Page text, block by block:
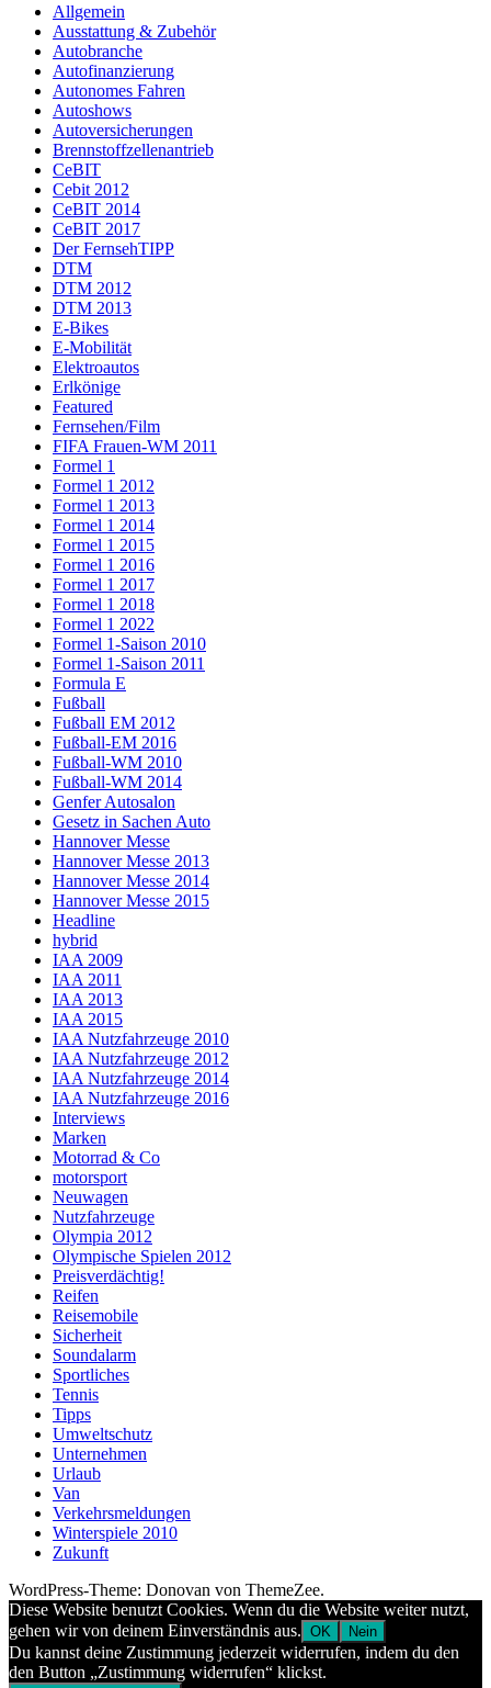
Allgemein
Ausstattung & Zubehör
Autobranche
Autofinanzierung
Autonomes Fahren
Autoshows
Autoversicherungen
Brennstoffzellenantrieb
CeBIT
Cebit 2012
CeBIT 2014
CeBIT 2017
Der FernsehTIPP
DTM
DTM 2012
DTM 2013
E-Bikes
E-Mobilität
Elektroautos
Erlkönige
Featured
Fernsehen/Film
FIFA Frauen-WM 2011
Formel 1
Formel 1 2012
Formel 1 2013
Formel 1 2014
Formel 1 2015
Formel 1 2016
Formel 1 2017
Formel 1 2018
Formel 1 2022
Formel 1-Saison 2010
Formel 1-Saison 2011
Formula E
Fußball
Fußball EM 2012
Fußball-EM 2016
Fußball-WM 2010
Fußball-WM 2014
Genfer Autosalon
Gesetz in Sachen Auto
Hannover Messe
Hannover Messe 2013
Hannover Messe 2014
Hannover Messe 2015
Headline
hybrid
IAA 2009
IAA 2011
IAA 2013
IAA 2015
IAA Nutzfahrzeuge 2010
IAA Nutzfahrzeuge 2012
IAA Nutzfahrzeuge 2014
IAA Nutzfahrzeuge 2016
Interviews
Marken
Motorrad & Co
motorsport
Neuwagen
Nutzfahrzeuge
Olympia 2012
Olympische Spielen 2012
Preisverdächtig!
Reifen
Reisemobile
Sicherheit
Soundalarm
Sportliches
Tennis
Tipps
Umweltschutz
Unternehmen
Urlaub
Van
Verkehrsmeldungen
Winterspiele 2010
Zukunft
WordPress-Theme: Donovan von ThemeZee.
Diese Website benutzt Cookies. Wenn du die Website weiter nutzt,
gehen wir von deinem Einverständnis aus. OK Nein
Du kannst deine Zustimmung jederzeit widerrufen, indem du den
den Button „Zustimmung widerrufen“ klickst.